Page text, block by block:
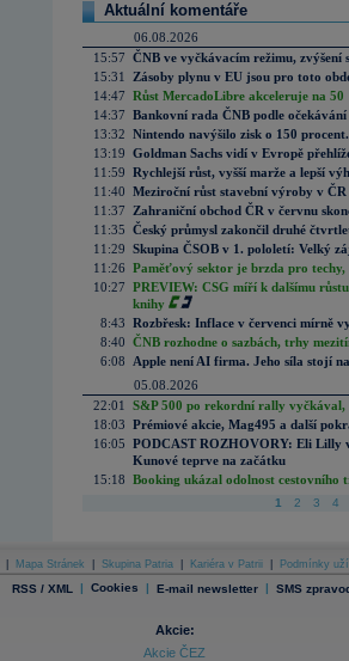
Aktuální komentáře
06.08.2026
15:57 ČNB ve vyčkávacím režimu, zvýšení
15:31
Zásoby plynu v EU jsou pro toto
14:47 Růst MercadoLibre akceleruje na
14:37 Bankovní rada ČNB podle
13:32 Nintendo navýšilo zisk o 150
13:19 Goldman Sachs vidí v Evropě
11:59 Rychlejší růst, vyšší marže a lepší
11:40 Meziroční růst stavební výroby v
11:37
Zahraniční obchod ČR v červnu
11:35 Český průmysl zakončil druhé
11:29 Skupina ČSOB v 1. pololetí: Velký
11:26 Paměťový sektor je brzda pro techy,
10:27 PREVIEW: CSG míří k dalšímu
knihy
8:43 Rozbřesk: Inflace v červenci mírně
8:40 ČNB rozhodne o sazbách, trhy
6:08
Apple není AI firma. Jeho síla stojí
05.08.2026
22:01
S&P 500 po rekordní rally vyčkával,
18:03 Prémiové akcie, Mag495 a další
16:05 PODCAST ROZHOVORY: Eli Lilly
Kunové teprve na začátku
15:18 Booking ukázal odolnost cestovního
1 2 3 4
Mapa Stránek Skupina Patria Kariéra v Patrii Podmínky
RSS / XML | Cookies | E-mail newsletter | SMS
Akcie:
Akcie ČEZ